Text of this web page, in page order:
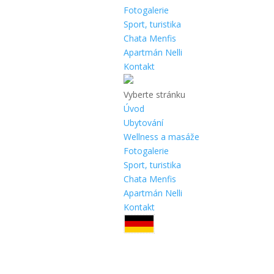
Fotogalerie
Sport, turistika
Chata Menfis
Apartmán Nelli
Kontakt
Vyberte stránku
Úvod
Ubytování
Wellness a masáže
Fotogalerie
Sport, turistika
Chata Menfis
Apartmán Nelli
Kontakt